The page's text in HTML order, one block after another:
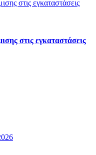
στις εγκαταστάσεις